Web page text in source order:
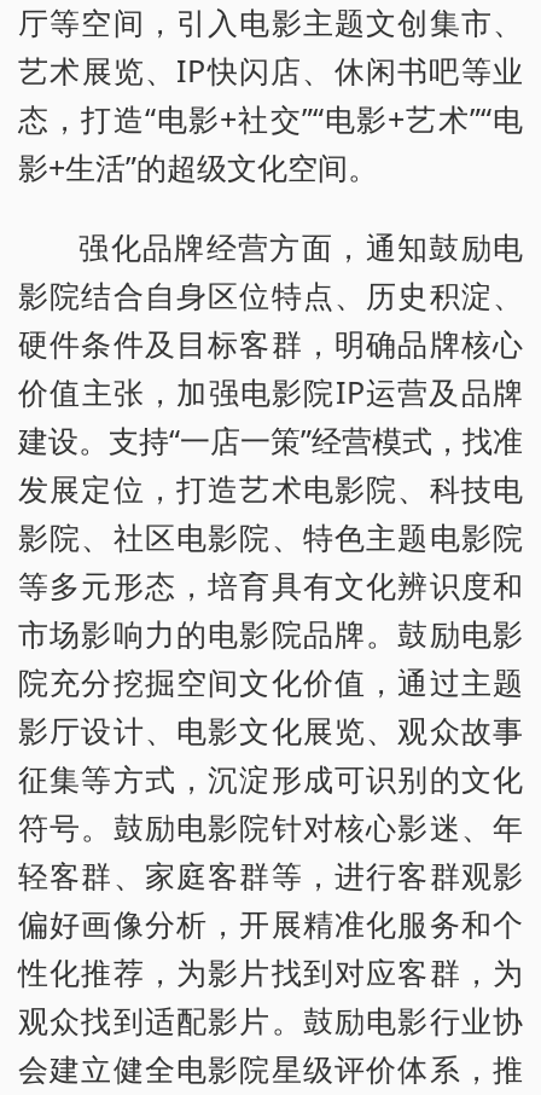
厅等空间，引入电影主题文创集市、
艺术展览、IP快闪店、休闲书吧等业
态，打造“电影+社交”“电影+艺术”“电
影+生活”的超级文化空间。
强化品牌经营方面，通知鼓励电
影院结合自身区位特点、历史积淀、
硬件条件及目标客群，明确品牌核心
价值主张，加强电影院IP运营及品牌
建设。支持“一店一策”经营模式，找准
发展定位，打造艺术电影院、科技电
影院、社区电影院、特色主题电影院
等多元形态，培育具有文化辨识度和
市场影响力的电影院品牌。鼓励电影
院充分挖掘空间文化价值，通过主题
影厅设计、电影文化展览、观众故事
征集等方式，沉淀形成可识别的文化
符号。鼓励电影院针对核心影迷、年
轻客群、家庭客群等，进行客群观影
偏好画像分析，开展精准化服务和个
性化推荐，为影片找到对应客群，为
观众找到适配影片。鼓励电影行业协
会建立健全电影院星级评价体系，推